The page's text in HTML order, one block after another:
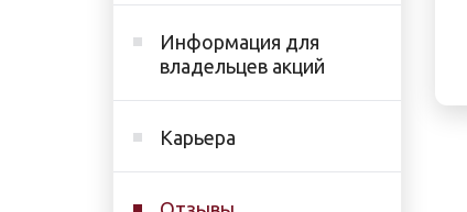
Информация для
владельцев акций
Карьера